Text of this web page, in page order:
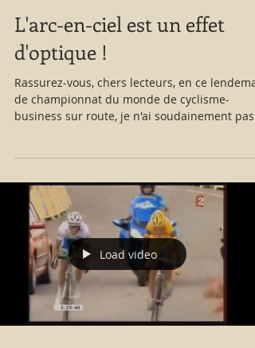
L'arc-en-ciel est un effet
d'optique !
Rassurez-vous, chers lecteurs, en ce
de championnat du monde de cyclisme-
business sur route, je n'ai soudainement pas
Load video